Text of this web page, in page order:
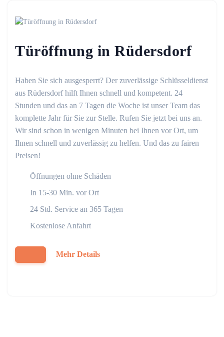
Türöffnung in Rüdersdorf
Haben Sie sich ausgesperrt? Der zuverlässige Schlüsseldienst
aus Rüdersdorf hilft Ihnen schnell und kompetent. 24
Stunden und das an 7 Tagen die Woche ist unser Team das
komplette Jahr für Sie zur Stelle. Rufen Sie jetzt bei uns an.
Wir sind schon in wenigen Minuten bei Ihnen vor Ort, um
Ihnen schnell und zuverlässig zu helfen. Und das zu fairen
Preisen!
Öffnungen ohne Schäden
In 15-30 Min. vor Ort
24 Std. Service an 365 Tagen
Kostenlose Anfahrt
Mehr Details